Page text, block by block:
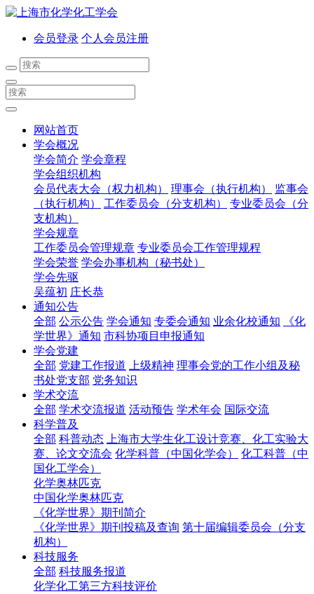
会员登录 个人会员注册
网站首页
学会概况
学会简介 学会章程
学会组织机构
会员代表大会（权力机构）
理事会（执行机构）
监事会
（执行机构）
工作委员会（分支机构）
专业委员会（分
支机构）
学会规章
工作委员会管理规章 专业委员会工作管理规程
学会荣誉 学会办事机构（秘书处）
学会先驱
吴蕴初 庄长恭
通知公告
全部 公示公告 学会通知 专委会通知 业余化校通知
《化
学世界》通知 市科协项目申报通知
学会党建
全部 党建工作报道 上级精神 理事会党的工作小组及秘
书处党支部 党务知识
学术交流
全部 学术交流报道 活动预告 学术年会 国际交流
科学普及
全部 科普动态
上海市大学生化工设计竞赛、化工实验大
赛、论文交流会 化学科普（中国化学会）
化工科普（中
国化工学会）
化学奥林匹克
中国化学奥林匹克
《化学世界》期刊简介
《化学世界》期刊投稿及查询 第十届编辑委员会（分支
机构）
科技服务
全部 科技服务报道
化学化工第三方科技评价